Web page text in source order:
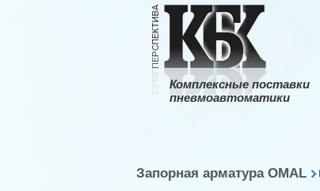
Комплексные поставки
пневмоавтоматики
Запорная арматура OMAL